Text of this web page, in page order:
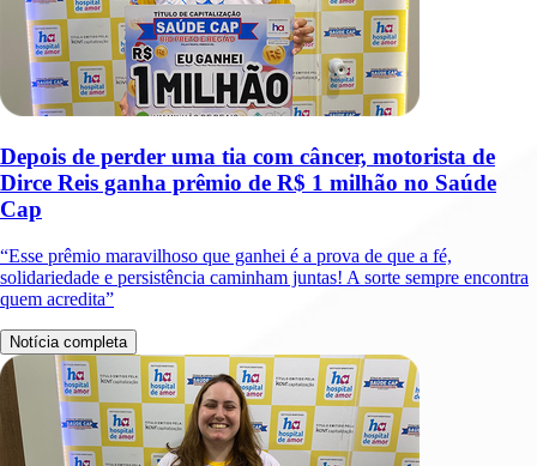
Depois de perder uma tia com câncer, motorista de
Dirce Reis ganha prêmio de R$ 1 milhão no Saúde
Cap
“Esse prêmio maravilhoso que ganhei é a prova de que a fé,
solidariedade e persistência caminham juntas! A sorte sempre encontra
quem acredita”
Notícia completa